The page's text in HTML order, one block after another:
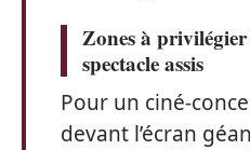
Zones à
spectacle assis
Pour un ciné-
devant l’écran